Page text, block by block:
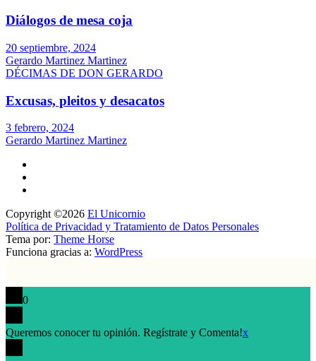
Diálogos de mesa coja
20 septiembre, 2024
Gerardo Martinez Martinez
DÉCIMAS DE DON GERARDO
Excusas, pleitos y desacatos
3 febrero, 2024
Gerardo Martinez Martinez
Copyright ©2026 El Unicornio
Política de Privacidad y Tratamiento de Datos Personales
Tema por: Theme Horse
Funciona gracias a: WordPress
0
Queremos conocer tu opinión. Regístrate y Comenta!x